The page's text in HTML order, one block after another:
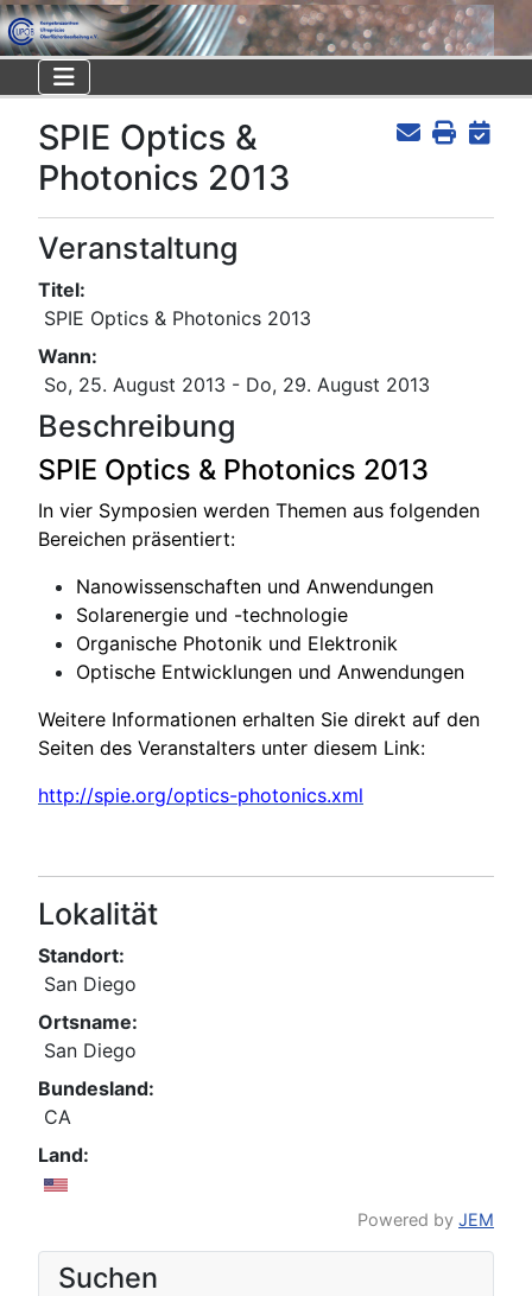
SPIE Optics &
Photonics 2013
Veranstaltung
Titel:
SPIE Optics & Photonics 2013
Wann:
So, 25. August 2013 - Do, 29. August 2013
Beschreibung
SPIE Optics & Photonics 2013
In vier Symposien werden Themen aus folgenden
Bereichen präsentiert:
Nanowissenschaften und Anwendungen
Solarenergie und -technologie
Organische Photonik und Elektronik
Optische Entwicklungen und Anwendungen
Weitere Informationen erhalten Sie direkt auf den
Seiten des Veranstalters unter diesem Link:
http://spie.org/optics-photonics.xml
Lokalität
Standort:
San Diego
Ortsname:
San Diego
Bundesland:
CA
Land:
Powered by JEM
Suchen